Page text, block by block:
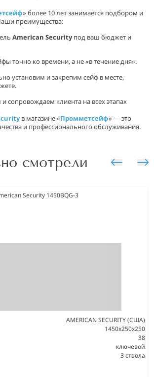
» более 10 лет занимается подбором и
преимущества:
American Securityпод ваш бюджет и
точно ко времени, а не «в течение дня».
установим и закрепим сейф в месте,
сопровождаем клиента на всех этапах
в магазине «Промметсейф» — это
и профессионального обслуживания.
смотрели
Security 1450BQG-3
AMERICAN SECURITY (США)
1450x250x250
38
ключевой
3 ствола